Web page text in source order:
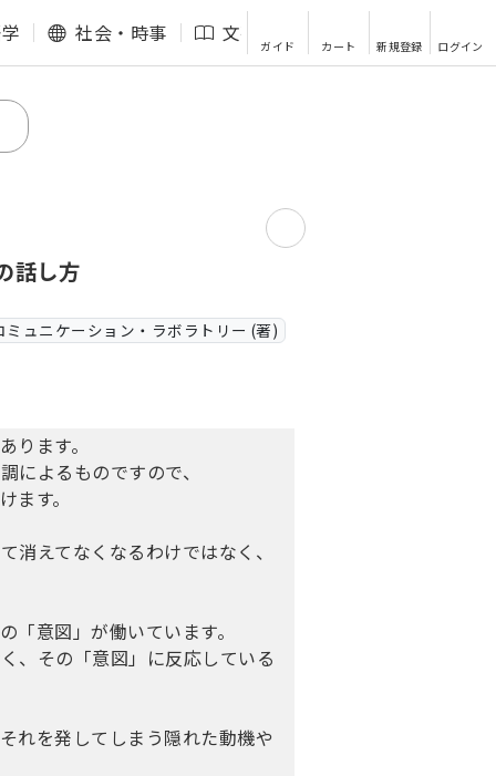
社会・時事 文芸・エッセイ
ガイド カート 新規登録 ログイン
話し方
ミュニケーション・ラボラトリー (著)
ります。
によるものですので、
ます。
消えてなくなるわけではなく、
「意図」が働いています。
、その「意図」に反応している
れを発してしまう隠れた動機や